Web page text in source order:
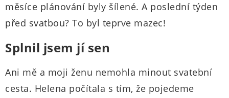
měsíce plánování byly šílené. A poslední týden
před svatbou? To byl teprve mazec!
Splnil jsem jí sen
Ani mě a moji ženu nemohla minout svatební
cesta. Helena počítala s tím, že pojedeme